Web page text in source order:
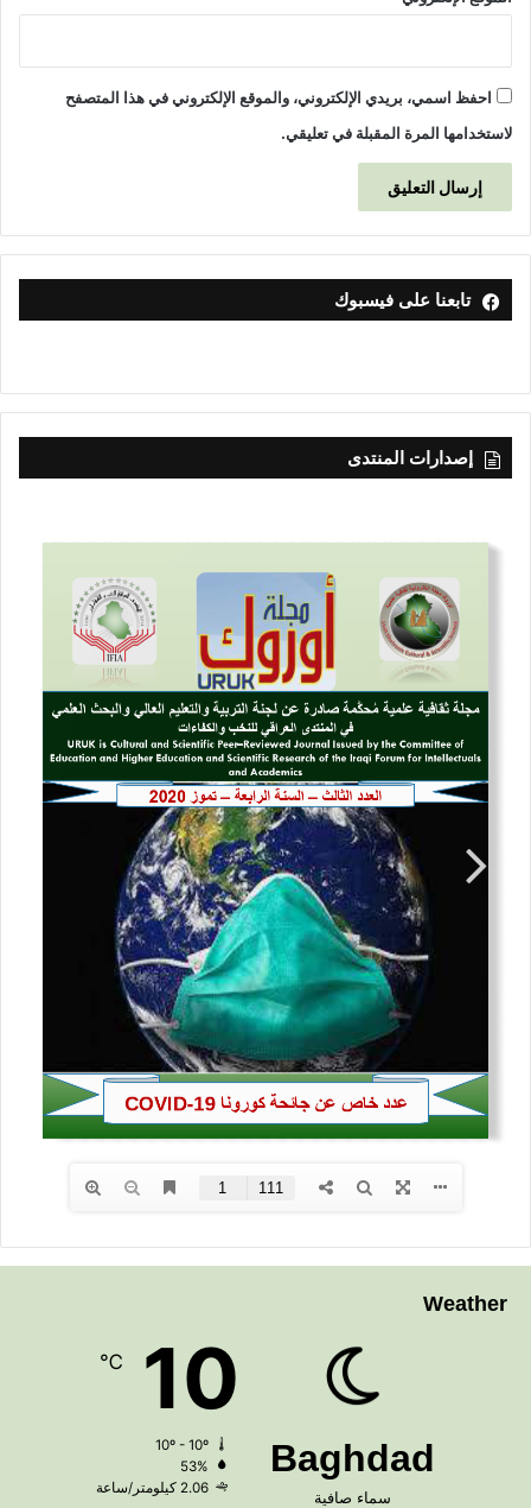
احفظ اسمي، بريدي الإلكتروني، والموقع الإلكتروني في هذا المتصفح
لاستخدامها المرة المقبلة في تعليقي.
تابعنا على فيسبوك
إصدارات المنتدى
Weather
Baghdad
سماء صافية
10
℃
53%
2.06 كيلومتر/ساعة